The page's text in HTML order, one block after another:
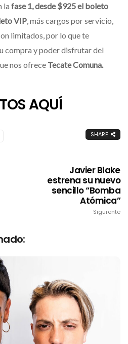
la fase 1,desde $925 el boleto
VIP, más cargos por servicio,
limitados, por lo que te
compra y poder disfrutar del
nos ofrece Tecate Comuna.
AQUÍ
SHARE
Javier Blake
estrena su nuevo
sencillo “Bomba
Atómica”
Siguiente